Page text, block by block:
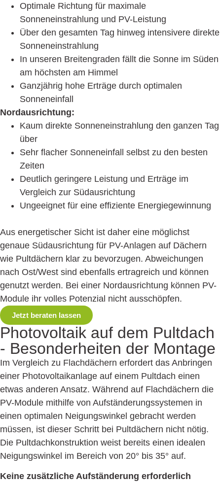
Optimale Richtung für maximale
Sonneneinstrahlung und PV-Leistung
Über den gesamten Tag hinweg intensivere direkte
Sonneneinstrahlung
In unseren Breitengraden fällt die Sonne im Süden
am höchsten am Himmel
Ganzjährig hohe Erträge durch optimalen
Sonneneinfall
Nordausrichtung:
Kaum direkte Sonneneinstrahlung den ganzen Tag
über
Sehr flacher Sonneneinfall selbst zu den besten
Zeiten
Deutlich geringere Leistung und Erträge im
Vergleich zur Südausrichtung
Ungeeignet für eine effiziente Energiegewinnung
Aus energetischer Sicht ist daher eine möglichst
genaue Südausrichtung für PV-Anlagen auf Dächern
wie Pultdächern klar zu bevorzugen. Abweichungen
nach Ost/West sind ebenfalls ertragreich und können
genutzt werden. Bei einer Nordausrichtung können PV-
Module ihr volles Potenzial nicht ausschöpfen.
Jetzt beraten lassen
Photovoltaik auf dem Pultdach
- Besonderheiten der Montage
Im Vergleich zu Flachdächern erfordert das Anbringen
einer Photovoltaikanlage auf einem Pultdach einen
etwas anderen Ansatz. Während auf Flachdächern die
PV-Module mithilfe von Aufständerungssystemen in
einen optimalen Neigungswinkel gebracht werden
müssen, ist dieser Schritt bei Pultdächern nicht nötig.
Die Pultdachkonstruktion weist bereits einen idealen
Neigungswinkel im Bereich von 20° bis 35° auf.
Keine zusätzliche Aufständerung erforderlich